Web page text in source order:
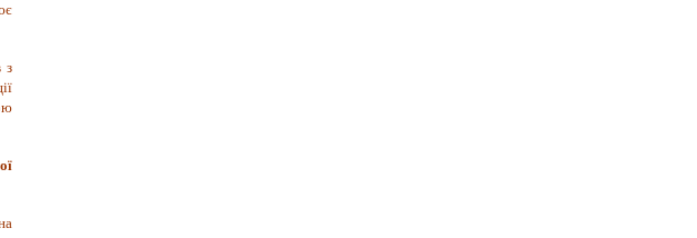
з